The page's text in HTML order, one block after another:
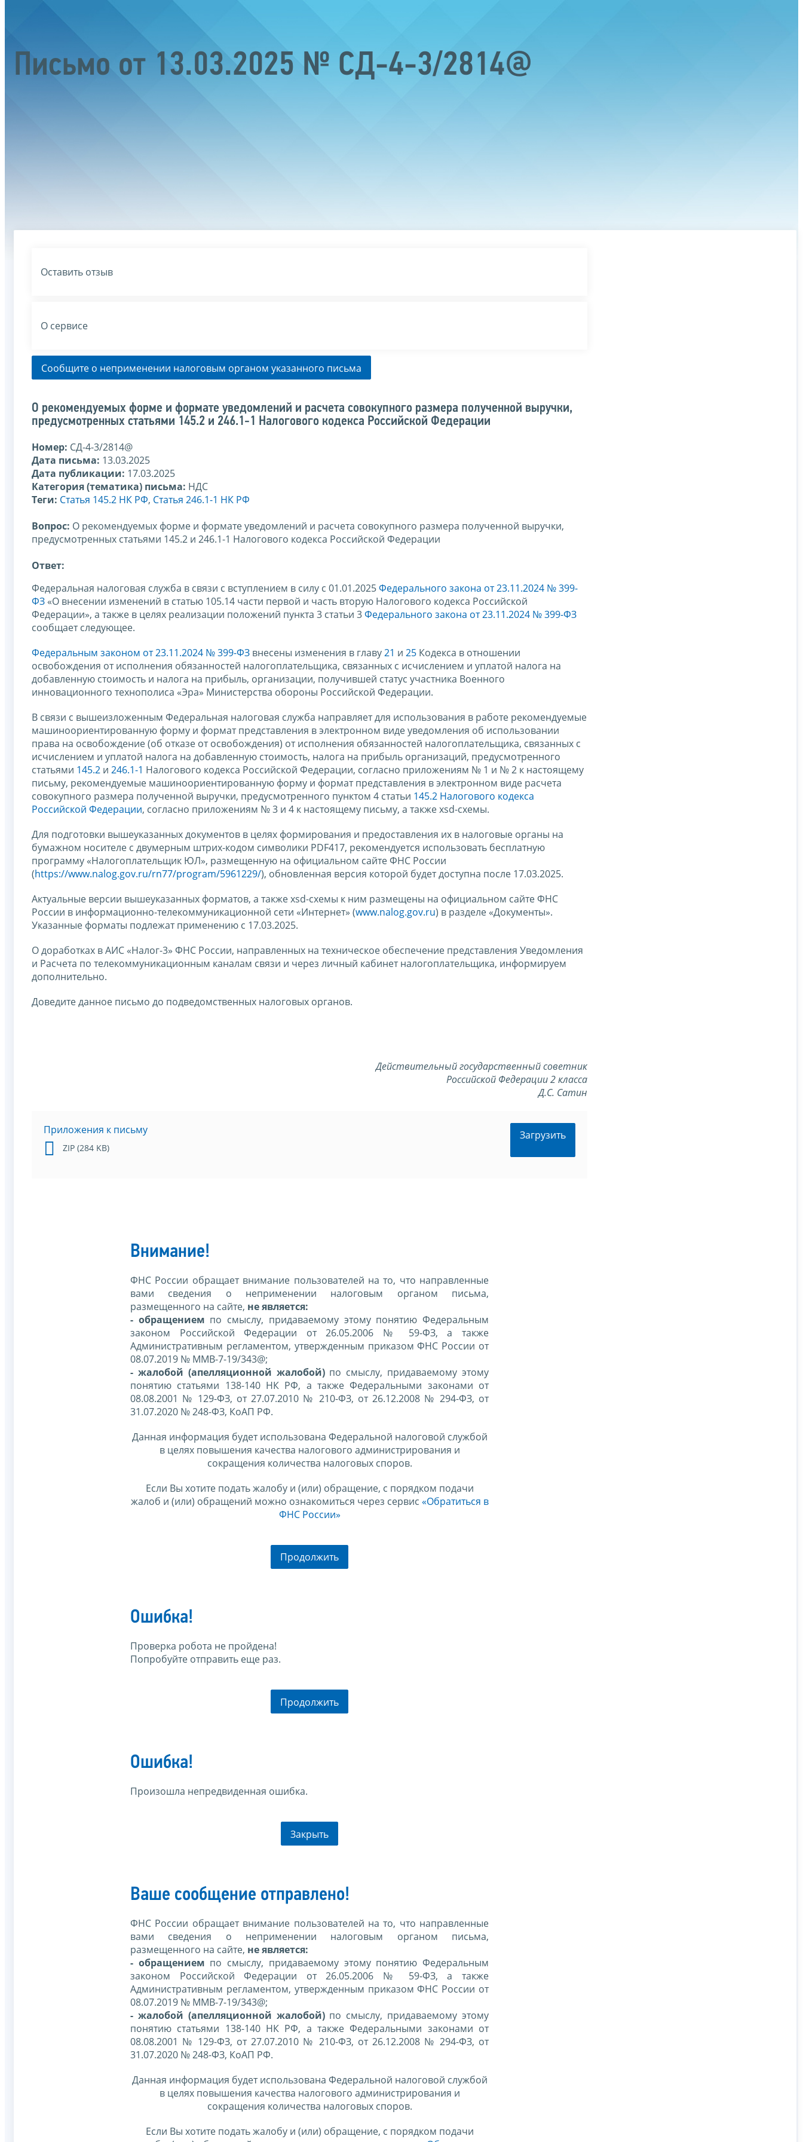
Письмо от 13.03.2025 № СД-4-3/2814@
Оставить отзыв
О сервисе
Сообщите о неприменении налоговым органом указанного письма
О рекомендуемых форме и формате уведомлений и расчета совокупного размера полученной выручки,
предусмотренных статьями 145.2 и 246.1-1 Налогового кодекса Российской Федерации
Номер: СД-4-3/2814@
Дата письма: 13.03.2025
Дата публикации: 17.03.2025
Категория (тематика) письма: НДС
Теги: Статья 145.2 НК РФ, Статья 246.1-1 НК РФ
Вопрос: О рекомендуемых форме и формате уведомлений и расчета совокупного размера полученной выручки,
предусмотренных статьями 145.2 и 246.1-1 Налогового кодекса Российской Федерации
Ответ:
Федеральная налоговая служба в связи с вступлением в силу с 01.01.2025Федерального закона от 23.11.2024 № 399-
ФЗ «О внесении изменений в статью 105.14 части первой и часть вторую Налогового кодекса Российской
Федерации», а также в целях реализации положений пункта 3 статьи 3Федерального закона от 23.11.2024 № 399-ФЗ
сообщает следующее.
Федеральным законом от 23.11.2024 № 399-ФЗ внесены изменения в главу21 и 25 Кодекса в отношении
освобождения от исполнения обязанностей налогоплательщика, связанных с исчислением и уплатой налога на
добавленную стоимость и налога на прибыль, организации, получившей статус участника Военного
инновационного технополиса «Эра» Министерства обороны Российской Федерации.
В связи с вышеизложенным Федеральная налоговая служба направляет для использования в работе рекомендуемые
машиноориентированную форму и формат представления в электронном виде уведомления об использовании
права на освобождение (об отказе от освобождения) от исполнения обязанностей налогоплательщика, связанных с
исчислением и уплатой налога на добавленную стоимость, налога на прибыль организаций, предусмотренного
статьями 145.2 и 246.1-1 Налогового кодекса Российской Федерации, согласно приложениям № 1 и № 2 к настоящему
письму, рекомендуемые машиноориентированную форму и формат представления в электронном виде расчета
совокупного размера полученной выручки, предусмотренного пунктом 4 статьи 145.2 Налогового кодекса
Российской Федерации, согласно приложениям № 3 и 4 к настоящему письму, а также xsd-схемы.
Для подготовки вышеуказанных документов в целях формирования и предоставления их в налоговые органы на
бумажном носителе с двумерным штрих-кодом символики PDF417, рекомендуется использовать бесплатную
программу «Налогоплательщик ЮЛ», размещенную на официальном сайте ФНС России
(https://www.nalog.gov.ru/rn77/program/5961229/), обновленная версия которой будет доступна после 17.03.2025.
Актуальные версии вышеуказанных форматов, а также xsd-схемы к ним размещены на официальном сайте ФНС
России в информационно-телекоммуникационной сети «Интернет» (www.nalog.gov.ru) в разделе «Документы».
Указанные форматы подлежат применению с 17.03.2025.
О доработках в АИС «Налог-3» ФНС России, направленных на техническое обеспечение представления Уведомления
и Расчета по телекоммуникационным каналам связи и через личный кабинет налогоплательщика, информируем
дополнительно.
Доведите данное письмо до подведомственных налоговых органов.
Действительный государственный советник
Российской Федерации 2 класса
Д.С. Сатин
Приложения к письму
ZIP (284 KB)
Загрузить
Внимание!
ФНС России обращает внимание пользователей на то, что направленные
вами сведения о неприменении налоговым органом письма,
размещенного на сайте, не является:
- обращением по смыслу, придаваемому этому понятию Федеральным
законом Российской Федерации от 26.05.2006 № 59-ФЗ, а также
Административным регламентом, утвержденным приказом ФНС России от
08.07.2019 № ММВ-7-19/343@;
- жалобой (апелляционной жалобой)по смыслу, придаваемому этому
понятию статьями 138-140 НК РФ, а также Федеральными законами от
08.08.2001 № 129-ФЗ, от 27.07.2010 № 210-ФЗ, от 26.12.2008 № 294-ФЗ, от
31.07.2020 № 248-ФЗ, КоАП РФ.
Данная информация будет использована Федеральной налоговой службой
в целях повышения качества налогового администрирования и
сокращения количества налоговых споров.
Если Вы хотите подать жалобу и (или) обращение, с порядком подачи
жалоб и (или) обращений можно ознакомиться через сервис «Обратиться в
ФНС России»
Продолжить
Ошибка!
Проверка робота не пройдена!
Попробуйте отправить еще раз.
Продолжить
Ошибка!
Произошла непредвиденная ошибка.
Закрыть
Ваше сообщение отправлено!
ФНС России обращает внимание пользователей на то, что направленные
вами сведения о неприменении налоговым органом письма,
размещенного на сайте, не является:
- обращением по смыслу, придаваемому этому понятию Федеральным
законом Российской Федерации от 26.05.2006 № 59-ФЗ, а также
Административным регламентом, утвержденным приказом ФНС России от
08.07.2019 № ММВ-7-19/343@;
- жалобой (апелляционной жалобой)по смыслу, придаваемому этому
понятию статьями 138-140 НК РФ, а также Федеральными законами от
08.08.2001 № 129-ФЗ, от 27.07.2010 № 210-ФЗ, от 26.12.2008 № 294-ФЗ, от
31.07.2020 № 248-ФЗ, КоАП РФ.
Данная информация будет использована Федеральной налоговой службой
в целях повышения качества налогового администрирования и
сокращения количества налоговых споров.
Если Вы хотите подать жалобу и (или) обращение, с порядком подачи